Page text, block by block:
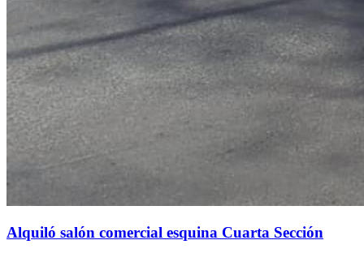
Alquiló salón comercial esquina Cuarta Sección